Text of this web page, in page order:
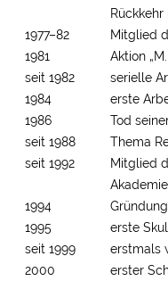
1977–82
Mitglied
1981
Aktion
seit 1982
serielle
1984
erste
1986
Tod
seit 1988
Thema
seit 1992
Mitglied
1994
1995
erste
seit 1999
erstmals
2000
erster